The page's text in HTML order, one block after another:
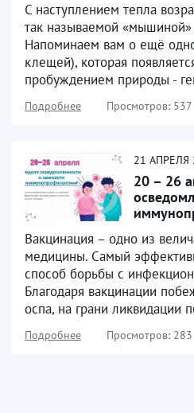
C наступлением тепла
так называемой «мышиной»
Напоминаем вам о ещё
клещей), которая
пробуждением природы -
Подробнее Просмотров: 537
21 АПРЕЛЯ
20 – 26
Вакцинация – одно из
медицины. Самый
способ борьбы с
Благодаря вакцинации
оспа, на грани ликвидации
Подробнее Просмотров: 283